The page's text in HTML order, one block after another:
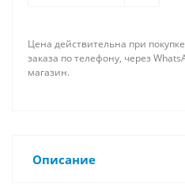
Цена действительна при
заказа по телефону, через
магазин.
Описание